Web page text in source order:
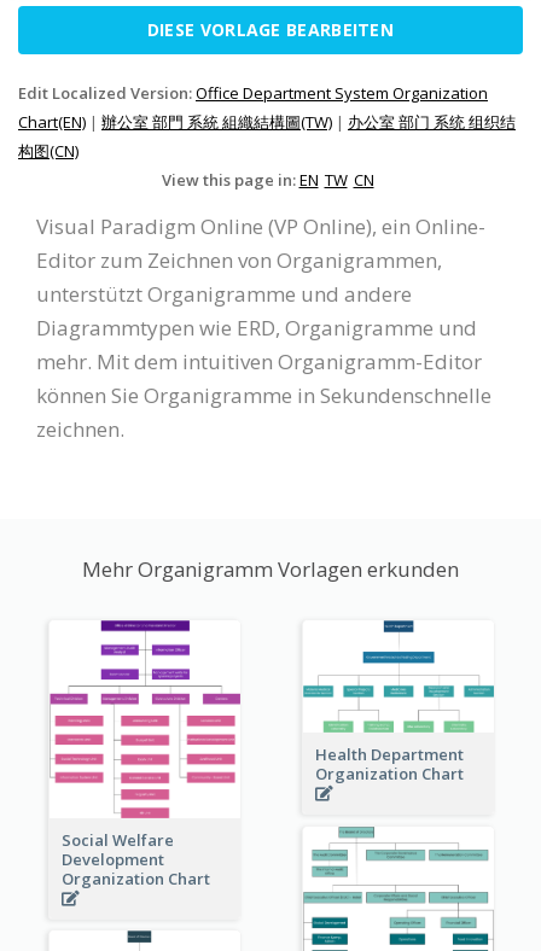
DIESE VORLAGE BEARBEITEN
Edit Localized Version:Office Department System Organization
Chart(EN) | 辦公室 部門 系統 組織結構圖(TW) | 办公室 部门 系统 组织结
构图(CN)
View this page in:EN TW CN
Visual Paradigm Online (VP Online), ein Online-
Editor zum Zeichnen von Organigrammen,
unterstützt Organigramme und andere
Diagrammtypen wie ERD, Organigramme und
mehr. Mit dem intuitiven Organigramm-Editor
können Sie Organigramme in Sekundenschnelle
zeichnen.
Mehr Organigramm Vorlagen erkunden
Social Welfare
Development
Organization Chart
Health Department
Organization Chart